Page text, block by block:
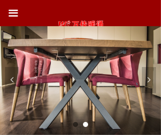
精
于
软
装
，
臻
于
生
活
给
我
们
一
点
信
赖
，
还
您
完
整
넳 넲
끀
首页
关于我们
行业案例
新闻动态
联系我们